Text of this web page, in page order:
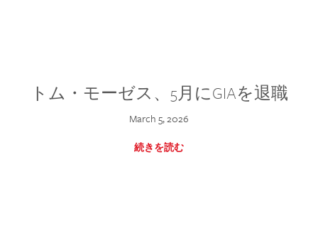
トム・モーゼス、5月にGIAを退職
March 5, 2026
続きを読む